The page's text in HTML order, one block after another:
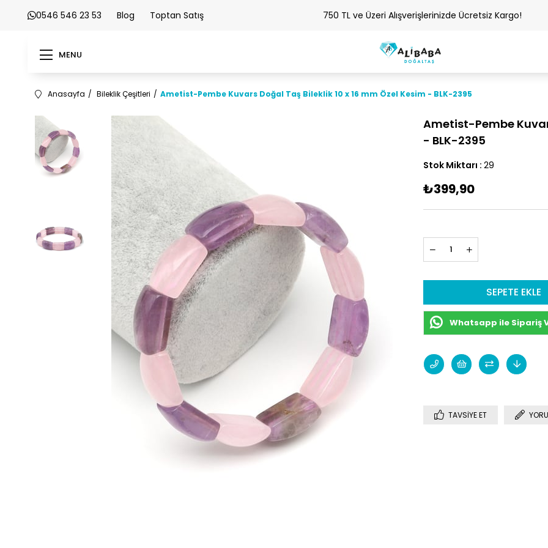
0546 546 23 53 Blog Toptan Satış 750 TL ve Üzeri Alışverişlerinizde Ücretsiz Kargo!
MENU
Anasayfa Bileklik Çeşitleri Ametist-Pembe Kuvars Doğal Taş Bileklik 10 x 16 mm Özel Kesim - BLK-2395
Ametist-Pembe
- BLK-2395
Stok Miktarı : 29
₺399,90
Whatsapp ile Sipariş
TAVSIYE ET